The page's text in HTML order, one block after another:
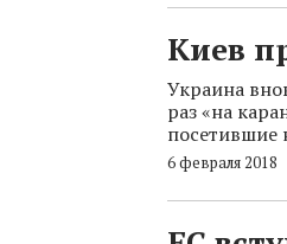
Киев
Украина
раз «на
посетившие
6 февраля 2018